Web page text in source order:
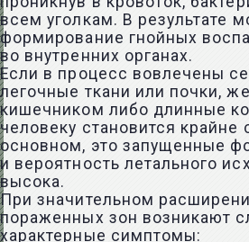
всем уголкам. В результате
формирование гнойных
во внутренних органах.
Если в процесс вовлечены
легочные ткани или почки,
кишечником либо длинные
человеку становится крайне
основном, это запущенные
и вероятность летального
высока.
При значительном
пораженных зон возникают
характерные симптомы: